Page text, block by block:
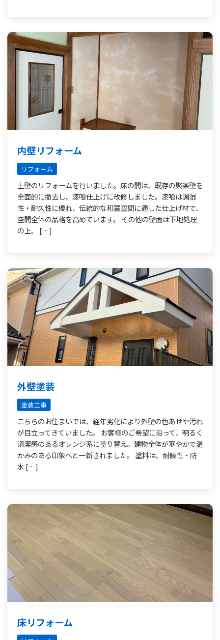
内壁リフォーム
リフォーム
土壁のリフォームを行いました。床の間は、既存の聚楽壁を
全面的に撤去し、漆喰仕上げに改修しました。漆喰は調湿
性・耐久性に優れ、伝統的な和室空間に適した仕上げ材で、
空間全体の品格を高めています。 その他の壁面は下地処理
の上、 […]
外壁塗装
塗装工事
こちらのお住まいでは、経年劣化により外壁の色あせや汚れ
が目立ってきていました。 お客様のご希望に沿って、明るく
清潔感のあるオレンジ系に塗り替え。建物全体が華やかで温
かみのある印象へと一新されました。 塗料は、耐候性・防
水 […]
床リフォーム